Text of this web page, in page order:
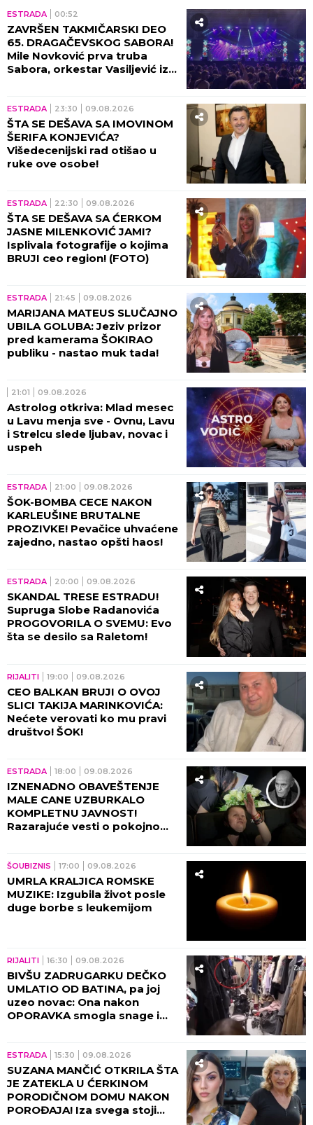
ESTRADA 00:52
ZAVRŠEN TAKMIČARSKI DEO
65. DRAGAČEVSKOG SABORA!
Mile Novković prva truba
Sabora, orkestar Vasiljević iz
ESTRADA 23:30 09.08.2026
ŠTA SE DEŠAVA SA IMOVINOM
ŠERIFA KONJEVIĆA?
Višedecenijski rad otišao u
ruke ove osobe!
ESTRADA 22:30 09.08.2026
ŠTA SE DEŠAVA SA ĆERKOM
JASNE MILENKOVIĆ JAMI?
Isplivala fotografije o kojima
BRUJI ceo region! (FOTO)
ESTRADA 21:45 09.08.2026
MARIJANA MATEUS SLUČAJNO
UBILA GOLUBA: Jeziv prizor
pred kamerama ŠOKIRAO
publiku - nastao muk tada!
21:01 09.08.2026
Astrolog otkriva: Mlad mesec
u Lavu menja sve - Ovnu, Lavu
i Strelcu slede ljubav, novac i
uspeh
ESTRADA 21:00 09.08.2026
ŠOK-BOMBA CECE NAKON
KARLEUŠINE BRUTALNE
PROZIVKE! Pevačice uhvaćene
zajedno, nastao opšti haos!
ESTRADA 20:00 09.08.2026
SKANDAL TRESE ESTRADU!
Supruga Slobe Radanovića
PROGOVORILA O SVEMU: Evo
šta se desilo sa Raletom!
RIJALITI 19:00 09.08.2026
CEO BALKAN BRUJI O OVOJ
SLICI TAKIJA MARINKOVIĆA:
Nećete verovati ko mu pravi
društvo! ŠOK!
ESTRADA 18:00 09.08.2026
IZNENADNO OBAVEŠTENJE
MALE CANE UZBURKALO
KOMPLETNU JAVNOST!
Razarajuće vesti o pokojnom
ŠOUBIZNIS 17:00 09.08.2026
UMRLA KRALJICA ROMSKE
MUZIKE: Izgubila život posle
duge borbe s leukemijom
RIJALITI 16:30 09.08.2026
BIVŠU ZADRUGARKU DEČKO
UMLATIO OD BATINA, pa joj
uzeo novac: Ona nakon
OPORAVKA smogla snage i
ESTRADA 15:30 09.08.2026
SUZANA MANČIĆ OTKRILA ŠTA
JE ZATEKLA U ĆERKINOM
PORODIČNOM DOMU NAKON
POROĐAJA! Iza svega stoji